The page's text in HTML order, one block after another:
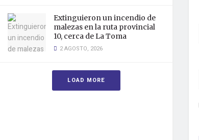
Extinguieron un incendio de
malezas en la ruta provincial
10, cerca de La Toma
2 AGOSTO, 2026
LOAD MORE